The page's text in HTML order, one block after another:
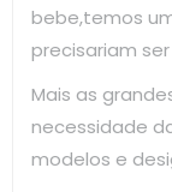
bebe,temos
precisariam
Mais as
necessidade
modelos e